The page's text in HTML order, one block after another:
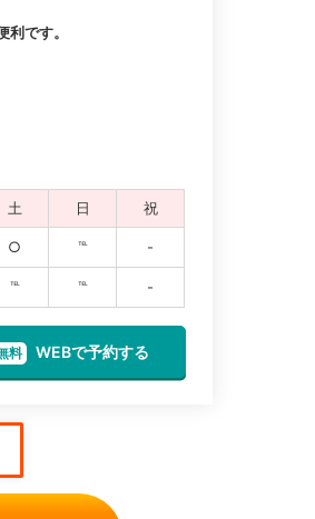
です。
土 日 祝
○ ℡ -
℡ ℡ -
料 WEBで予約する